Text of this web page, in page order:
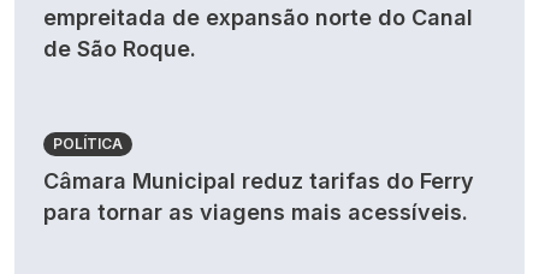
empreitada de expansão norte do Canal
de São Roque.
POLÍTICA
Câmara Municipal reduz tarifas do Ferry
para tornar as viagens mais acessíveis.